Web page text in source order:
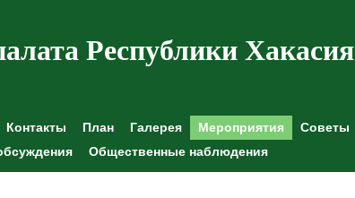
Республики Хакасия
Контакты План Галерея Мероприятия Советы
Общественные наблюдения